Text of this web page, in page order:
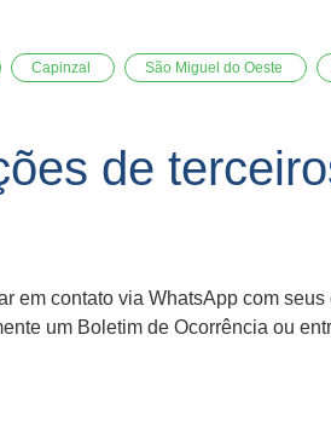
Capinzal São Miguel do Oeste
de
em contato via WhatsApp com
um Boletim de Ocorrência ou